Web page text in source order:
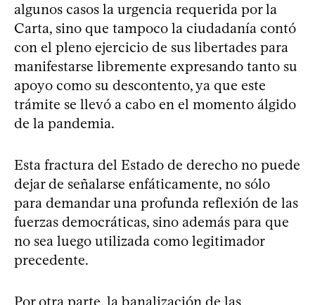
algunos casos la urgencia requerida por la
Carta, sino que tampoco la ciudadanía contó
con el pleno ejercicio de sus libertades para
manifestarse libremente expresando tanto su
apoyo como su descontento, ya que este
trámite se llevó a cabo en el momento álgido
de la pandemia.
Esta fractura del Estado de derecho no puede
dejar de señalarse enfáticamente, no sólo
para demandar una profunda reflexión de las
fuerzas democráticas, sino además para que
no sea luego utilizada como legitimador
precedente.
Por otra parte, la banalización de las